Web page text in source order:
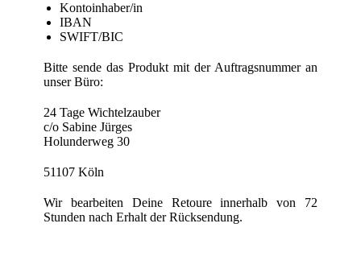
Kontoinhaber/in
IBAN
SWIFT/BIC
Bitte sende das Produkt mit der Auftragsnummer an
unser Büro:
24 Tage Wichtelzauber
c/o Sabine Jürges
Holunderweg 30
51107 Köln
Wir bearbeiten Deine Retoure innerhalb von 72
Stunden nach Erhalt der Rücksendung.